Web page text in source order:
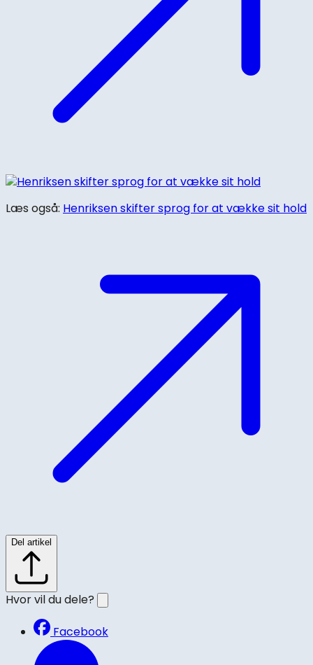
Læs også: Henriksen skifter sprog for at vække sit hold
Del artikel
Hvor vil du dele?
Facebook